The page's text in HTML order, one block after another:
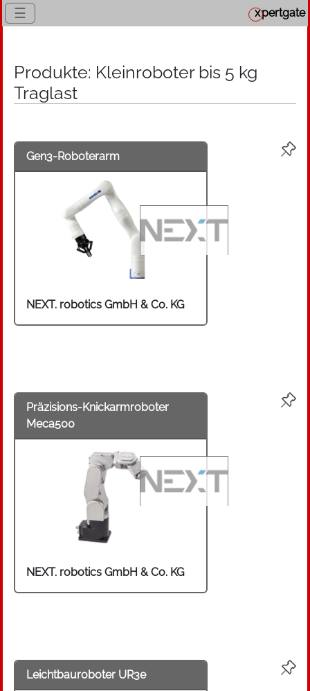
☰ xpertgate
Produkte: Kleinroboter bis 5 kg
Traglast
Gen3-Roboterarm
NEXT. robotics GmbH & Co. KG
Präzisions-Knickarmroboter
Meca500
NEXT. robotics GmbH & Co. KG
Leichtbauroboter UR3e